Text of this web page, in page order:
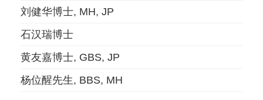
刘健华博士, MH, JP
石汉瑞博士
黄友嘉博士, GBS, JP
杨位醒先生, BBS, MH